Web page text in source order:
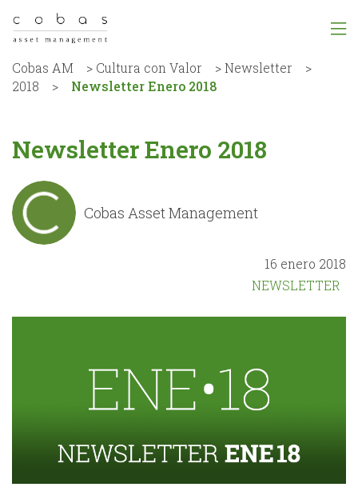
Cobas AM > Cultura con Valor >Newsletter
>
2018
> Newsletter Enero 2018
Newsletter Enero 2018
Cobas Asset Management
16 enero 2018
NEWSLETTER